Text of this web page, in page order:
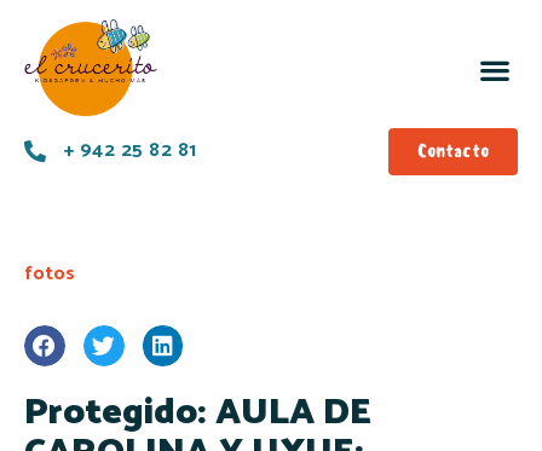
+ 942 25 82 81 Contacto
fotos
Protegido: AULA DE